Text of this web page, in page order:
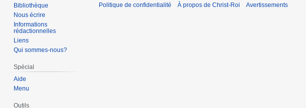
Bibliothèque
Nous écrire
Informations
rédactionnelles
Liens
Qui sommes-nous?
Spécial
Aide
Menu
Outils
Politique de confidentialité À propos de Christ-Roi Avertissements